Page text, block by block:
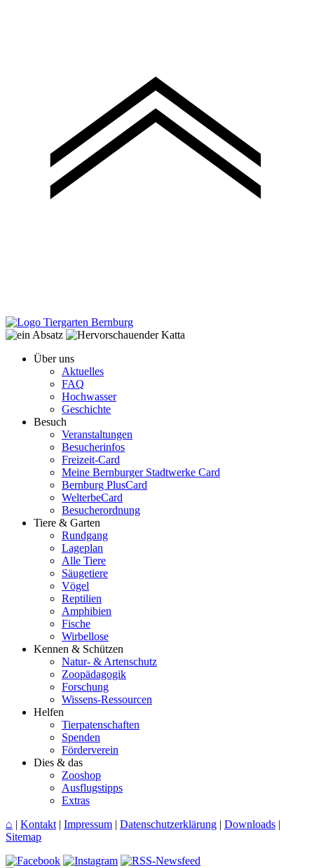
Über uns
Aktuelles
FAQ
Hochwasser
Geschichte
Besuch
Veranstaltungen
Besucherinfos
Freizeit-Card
Meine Bernburger Stadtwerke Card
Bernburg PlusCard
WelterbeCard
Besucherordnung
Tiere & Garten
Rundgang
Lageplan
Alle Tiere
Säugetiere
Vögel
Reptilien
Amphibien
Fische
Wirbellose
Kennen & Schützen
Natur- & Artenschutz
Zoopädagogik
Forschung
Wissens-Ressourcen
Helfen
Tierpatenschaften
Spenden
Förderverein
Dies & das
Zooshop
Ausflugstipps
Extras
⌂ | Kontakt | Impressum | Datenschutzerklärung | Downloads |
Sitemap